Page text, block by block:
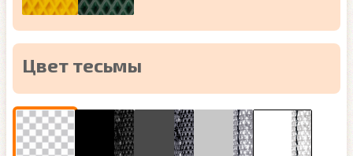
Цвет тесьмы